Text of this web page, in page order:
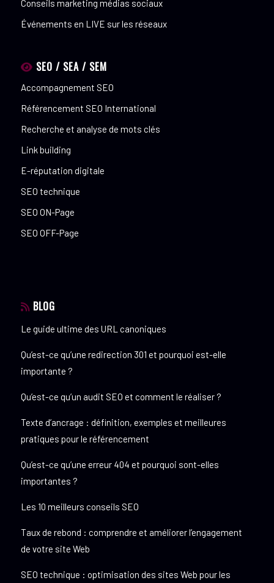
Conseils marketing médias sociaux
Événements en LIVE sur les réseaux
SEO / SEA / SEM
Accompagnement SEO
Référencement SEO International
Recherche et analyse de mots clés
Link building
E-réputation digitale
SEO technique
SEO ON-Page
SEO OFF-Page
BLOG
Le guide ultime des URL canoniques
Qu’est-ce qu’une redirection 301 et pourquoi est-elle
importante ?
Qu’est-ce qu’un audit SEO et comment le réaliser ?
Texte d’ancrage : définition, exemples et meilleures
pratiques pour le référencement
Qu’est-ce qu’une erreur 404 et pourquoi sont-elles
importantes ?
Les 10 meilleurs conseils SEO
Taux de rebond : comprendre et améliorer l’engagement
de votre site Web
SEO technique : optimisation des sites Web pour les